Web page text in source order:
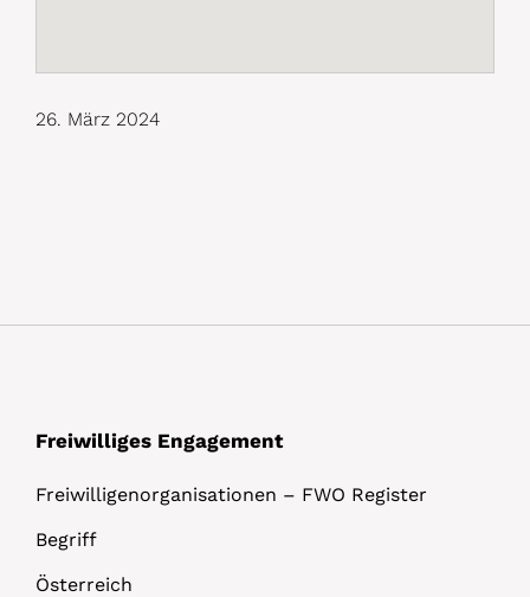
26. März 2024
Freiwilliges Engagement
Freiwilligenorganisationen – FWO Register
Begriff
Österreich